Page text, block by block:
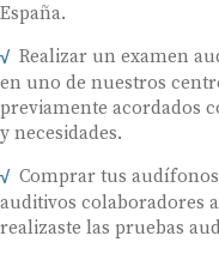
España.
Realizar un examen
en uno de nuestros
previamente acordados
y necesidades.
Comprar tus
auditivos colaboradores
realizaste las pruebas